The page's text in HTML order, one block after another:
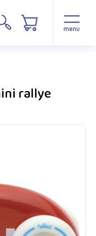
menu
rallye